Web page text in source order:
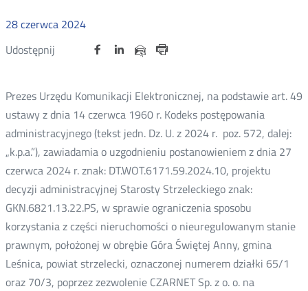
28czerwca 2024
Udostępnij
Udostępnij
Otwórz Udostępnij
na
OtwórzUdostępnij
na
OtwórzUdostępnij
przez
Prezes Urzędu Komunikacji Elektronicznej, na podstawie art. 49
ustawy z dnia 14 czerwca 1960 r. Kodeks postępowania
administracyjnego (tekst jedn. Dz. U. z 2024 r. poz. 572, dalej:
„k.p.a.”), zawiadamia o uzgodnieniu postanowieniem z dnia 27
czerwca 2024 r. znak: DT.WOT.6171.59.2024.10, projektu
decyzji administracyjnej Starosty Strzeleckiego znak:
GKN.6821.13.22.PS, w sprawie ograniczenia sposobu
korzystania z części nieruchomości o nieuregulowanym stanie
prawnym, położonej w obrębie Góra Świętej Anny, gmina
Leśnica, powiat strzelecki, oznaczonej numerem działki 65/1
oraz 70/3, poprzez zezwolenie CZARNET Sp. z o. o. na